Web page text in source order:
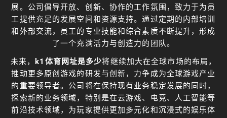
展。公司倡导开放、创新、协作的工作氛围，致力于为员
工提供充足的发展空间和资源支持。通过定期的内部培训
和外部交流，员工的专业技能和综合素质不断提升，形成
了一个充满活力与创造力的团队。
未来，
k1体育网址是多少将继续加大在全球市场的布局，
推动更多原创游戏的研发与创新，力争成为全球游戏产业
的重要领导者。公司将在保持现有业务稳定发展的同时，
探索新的业务领域，特别是在云游戏、电竞、人工智能等
前沿技术领域，为玩家提供更加多元化和沉浸式的娱乐体